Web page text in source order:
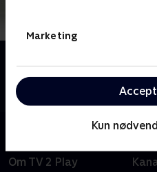
Marketing
Kun
Svensk dokumentarserie i
vores tids største skiløber,
Om TV 2 Play